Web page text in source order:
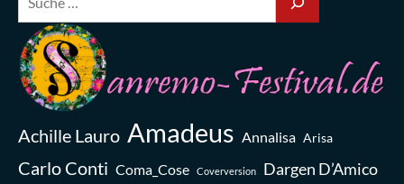
Achille Lauro Amadeus Annalisa Arisa
Carlo Conti Coma_Cose Coverversion Dargen D’Amico